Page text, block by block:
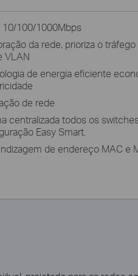
10/100/1000Mbps
da rede, prioriza o
VLAN
de energia eficiente
de rede
centralizada todos os
Easy Smart.
de endereço MAC e